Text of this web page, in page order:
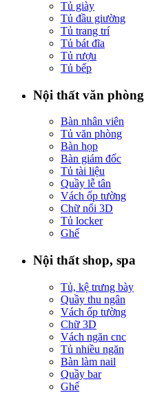
Tủ giày
Tủ đầu giường
Tủ trang trí
Tủ bát đĩa
Tủ rượu
Tủ bếp
Nội thất văn phòng
Bàn nhân viên
Tủ văn phòng
Bàn họp
Bàn giám đốc
Tủ tài liệu
Quầy lễ tân
Vách ốp tường
Chữ nổi 3D
Tủ locker
Ghế
Nội thất shop, spa
Tủ, kệ trưng bày
Quầy thu ngân
Vách ốp tường
Chữ 3D
Vách ngăn cnc
Tủ nhiều ngăn
Bàn làm nail
Quầy bar
Ghế